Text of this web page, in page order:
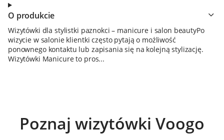
O produkcie
Wizytówki dla stylistki paznokci – manicure i salon beautyPo
wizycie w salonie klientki często pytają o możliwość
ponownego kontaktu lub zapisania się na kolejną stylizację.
Wizytówki Manicure to pros...
Poznaj wizytówki Voogo